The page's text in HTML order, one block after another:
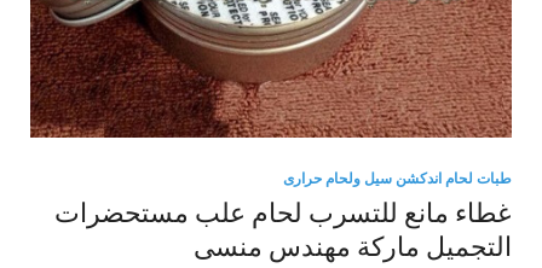
طبات لحام اندكشن سيل ولحام حرارى
غطاء مانع للتسرب لحام علب مستحضرات
التجميل ماركة مهندس منسى